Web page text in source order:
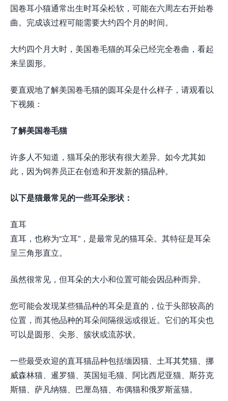
国卷耳小猫通常出生时耳朵松软，可能在六周左右开始卷
曲。完成该过程可能需要大约四个月的时间。
大约四个月大时，美国卷毛猫的耳朵已经完全卷曲，看起
来呈圆形。
要直观地了解美国卷毛猫的圆耳朵是什么样子，请观看以
下视频：
了解美国卷毛猫
许多人不知道，猫耳朵的形状有很大差异。如今尤其如
此，因为饲养员正在创造和开发新的猫品种。
以下是猫最常见的一些耳朵形状：
直耳
直耳，也称为“立耳”，是最常见的猫耳朵。其特征是耳朵
呈三角形直立。
虽然很常见，但耳朵的大小和位置可能会因品种而异。
您可能会发现某些猫品种的耳朵是直的，位于头部较高的
位置，而其他品种的耳朵间隔很远或很近。它们的耳尖也
可以是圆形、尖形、簇状或流苏状。
一些最受欢迎的直耳猫品种包括缅因猫、土耳其梵猫、挪
威森林猫、暹罗猫、英国短毛猫、阿比西尼亚猫、斯芬克
斯猫、萨凡纳猫、巴厘岛猫、布偶猫和俄罗斯蓝猫。